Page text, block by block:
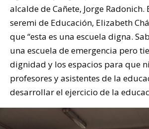
alcalde de Cañete, Jorge Radonich.
seremi de Educación, Elizabeth
que “esta es una escuela digna.
una escuela de emergencia pero
dignidad y los espacios para que
profesores y asistentes de la
desarrollar el ejercicio de la